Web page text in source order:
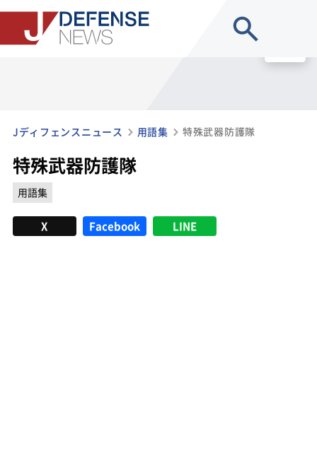
Jディフェンスニュース 用語集 特殊武器防護隊
特殊武器防護隊
用語集
X Facebook LINE